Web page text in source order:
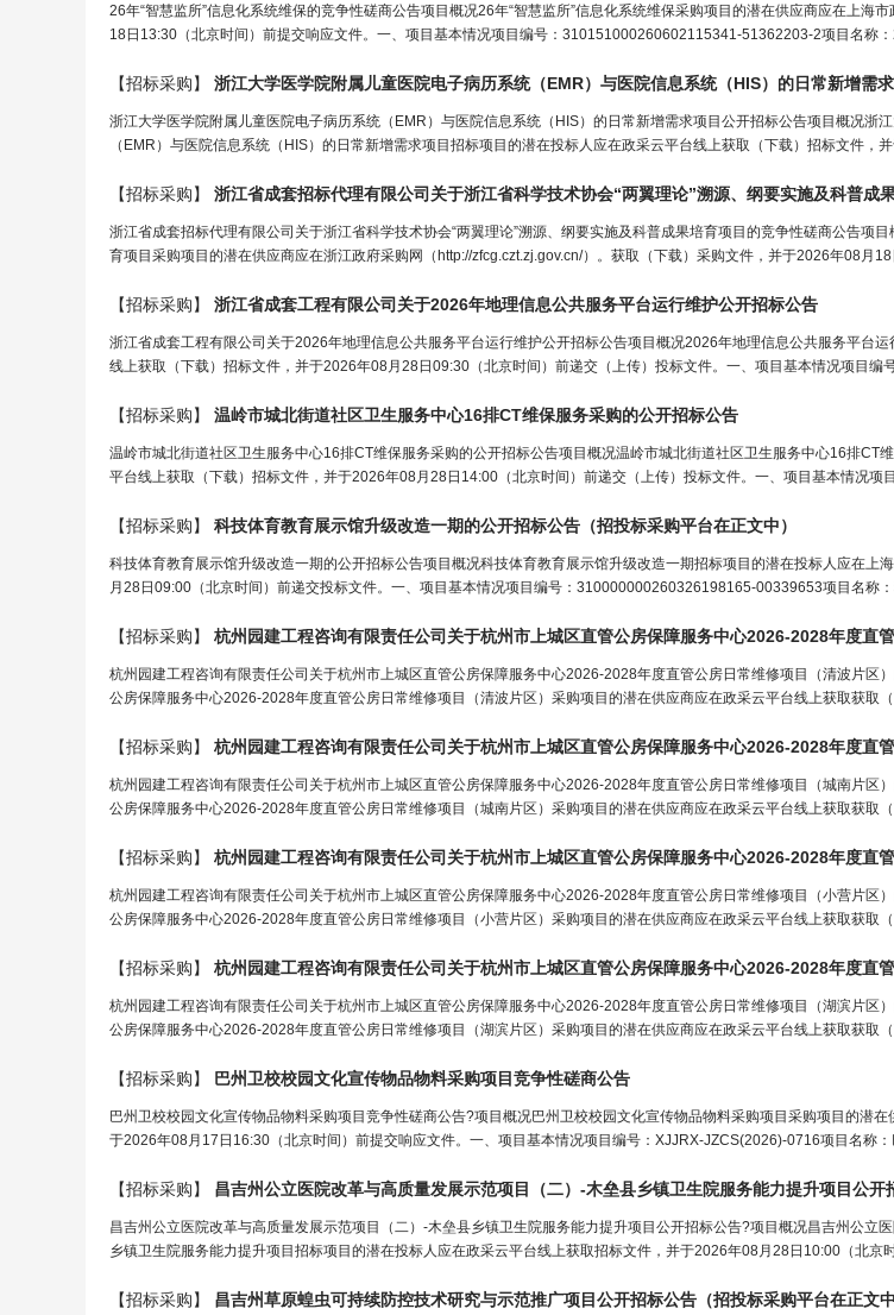
26年“智慧监所”信息化系统维保的竞争性磋商公告项目概况26年“智慧监所”信息化系统维保采购项目的潜在供应商应在上海
18日13:30（北京时间）前提交响应文件。一、项目基本情况项目编号：310151000260602115341-51362203-2项目名称：
【招标采购】
浙江大学医学院附属儿童医院电子病历系统（EMR）与医院信息系统（HIS）的日常新增需求项目公开招标公告项目概况浙
（EMR）与医院信息系统（HIS）的日常新增需求项目招标项目的潜在投标人应在政采云平台线上获取（下载）招标文件，
【招标采购】
浙江省成套招标代理有限公司关于浙江省科学技术协会“两翼理论”溯源、纲要实施及科普成果培育项目的竞争性磋商公告项
育项目采购项目的潜在供应商应在浙江政府采购网（http://zfcg.czt.zj.gov.cn/）。获取（下载）采购文件，并于2026年08月18
【招标采购】 浙江省成套工程有限公司关于2026年地理信息公共服务平台运行维护公开招标公告
浙江省成套工程有限公司关于2026年地理信息公共服务平台运行维护公开招标公告项目概况2026年地理信息公共服务平台
线上获取（下载）招标文件，并于2026年08月28日09:30（北京时间）前递交（上传）投标文件。一、项目基本情况项目编
【招标采购】 温岭市城北街道社区卫生服务中心16排CT维保服务采购的公开招标公告
温岭市城北街道社区卫生服务中心16排CT维保服务采购的公开招标公告项目概况温岭市城北街道社区卫生服务中心16排CT
平台线上获取（下载）招标文件，并于2026年08月28日14:00（北京时间）前递交（上传）投标文件。一、项目基本情况项
【招标采购】 科技体育教育展示馆升级改造一期的公开招标公告（招投标采购平台在正文中）
科技体育教育展示馆升级改造一期的公开招标公告项目概况科技体育教育展示馆升级改造一期招标项目的潜在投标人应在上
月28日09:00（北京时间）前递交投标文件。一、项目基本情况项目编号：310000000260326198165-00339653项目名称：
【招标采购】
杭州园建工程咨询有限责任公司关于杭州市上城区直管公房保障服务中心2026-2028年度直管公房日常维修项目（清波片区
公房保障服务中心2026-2028年度直管公房日常维修项目（清波片区）采购项目的潜在供应商应在政采云平台线上获取获取（
【招标采购】
杭州园建工程咨询有限责任公司关于杭州市上城区直管公房保障服务中心2026-2028年度直管公房日常维修项目（城南片区
公房保障服务中心2026-2028年度直管公房日常维修项目（城南片区）采购项目的潜在供应商应在政采云平台线上获取获取（
【招标采购】
杭州园建工程咨询有限责任公司关于杭州市上城区直管公房保障服务中心2026-2028年度直管公房日常维修项目（小营片区
公房保障服务中心2026-2028年度直管公房日常维修项目（小营片区）采购项目的潜在供应商应在政采云平台线上获取获取（
【招标采购】
杭州园建工程咨询有限责任公司关于杭州市上城区直管公房保障服务中心2026-2028年度直管公房日常维修项目（湖滨片区
公房保障服务中心2026-2028年度直管公房日常维修项目（湖滨片区）采购项目的潜在供应商应在政采云平台线上获取获取（
【招标采购】 巴州卫校校园文化宣传物品物料采购项目竞争性磋商公告
巴州卫校校园文化宣传物品物料采购项目竞争性磋商公告?项目概况巴州卫校校园文化宣传物品物料采购项目采购项目的潜
于2026年08月17日16:30（北京时间）前提交响应文件。一、项目基本情况项目编号：XJJRX-JZCS(2026)-0716项目名称：
【招标采购】
昌吉州公立医院改革与高质量发展示范项目（二）-木垒县乡镇卫生院服务能力提升项目公开招标公告?项目概况昌吉州公立
乡镇卫生院服务能力提升项目招标项目的潜在投标人应在政采云平台线上获取招标文件，并于2026年08月28日10:00（北京时
【招标采购】 昌吉州草原蝗虫可持续防控技术研究与示范推广项目公开招标公告（招投标采购平台在正文中